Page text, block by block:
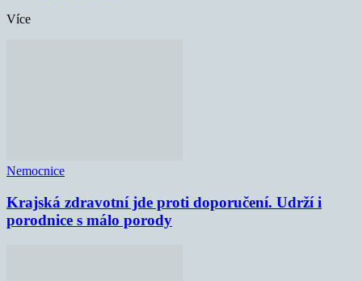
Více
Nemocnice
Krajská zdravotní jde proti doporučení. Udrží i
porodnice s málo porody